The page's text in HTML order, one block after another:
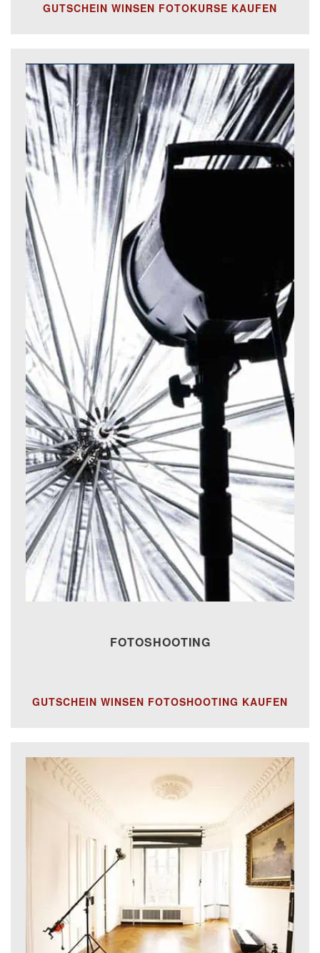
GUTSCHEIN WINSEN FOTOKURSE KAUFEN
FOTOSHOOTING
GUTSCHEIN WINSEN FOTOSHOOTING KAUFEN